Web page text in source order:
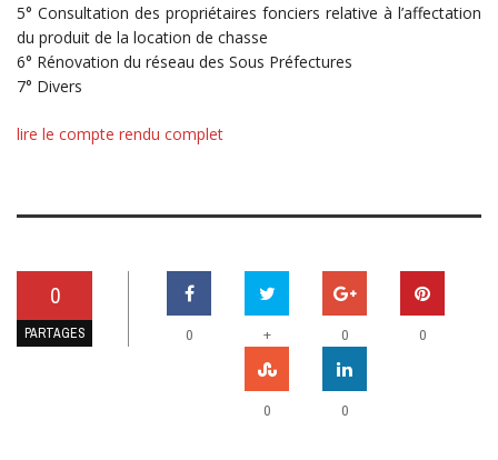
5° Consultation des propriétaires fonciers relative à l’affectation
du produit de la location de chasse
6° Rénovation du réseau des Sous Préfectures
7° Divers
lire le compte rendu complet
0
PARTAGES 0 + 0 0
0 0